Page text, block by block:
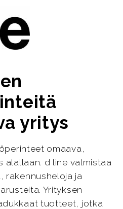
yritys
omaava,
alallaan. d line valmistaa
rakennusheloja ja
Yrityksen
tuotteet, jotka